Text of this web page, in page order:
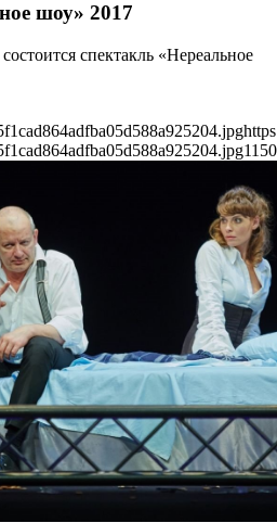
шоу» 2017
спектакль «Нереальное
1150